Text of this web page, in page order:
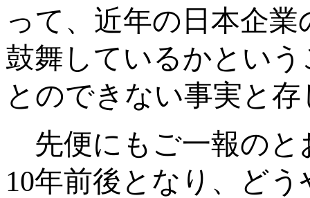
って、近年の日本企
鼓舞しているかとい
とのできない事実と
先便にもご一報のと
10年前後となり、ど